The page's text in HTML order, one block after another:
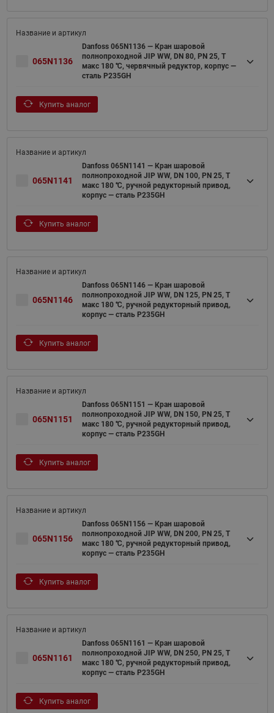
065N1136
Danfoss 065N1136 — Кран шаровой
полнопроходной JIP WW, DN 80, PN 25, T
макс 180 ℃, червячный редуктор, корпус —
сталь P235GH
Купить аналог
065N1141
Danfoss 065N1141 — Кран шаровой
полнопроходной JIP WW, DN 100, PN 25, T
макс 180 ℃, ручной редукторный привод,
корпус — сталь P235GH
Купить аналог
065N1146
Danfoss 065N1146 — Кран шаровой
полнопроходной JIP WW, DN 125, PN 25, T
макс 180 ℃, ручной редукторный привод,
корпус — сталь P235GH
Купить аналог
065N1151
Danfoss 065N1151 — Кран шаровой
полнопроходной JIP WW, DN 150, PN 25, T
макс 180 ℃, ручной редукторный привод,
корпус — сталь P235GH
Купить аналог
065N1156
Danfoss 065N1156 — Кран шаровой
полнопроходной JIP WW, DN 200, PN 25, T
макс 180 ℃, ручной редукторный привод,
корпус — сталь P235GH
Купить аналог
065N1161
Danfoss 065N1161 — Кран шаровой
полнопроходной JIP WW, DN 250, PN 25, T
макс 180 ℃, ручной редукторный привод,
корпус — сталь P235GH
Купить аналог